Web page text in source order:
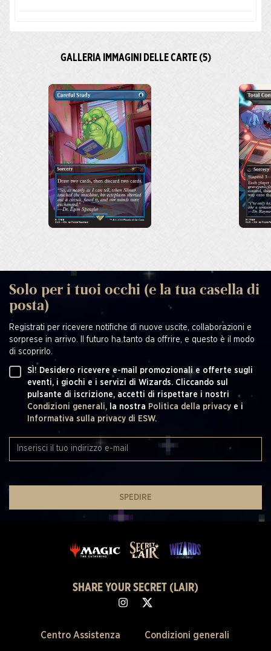
GALLERIA IMMAGINI DELLE CARTE (5)
Solo per i tuoi occhi (e la tua casella di
posta)
Registrati per ricevere notifiche di nuove uscite, collaborazioni e
sorprese in arrivo. Il futuro ha tanto da offrire, e questo è il modo
di scoprirlo.
SÌ! Desidero ricevere e-mail promozionali e offerte sugli
eventi, i giochi e i servizi di Wizards. Cliccando sul
pulsante di iscrizione, accetti di rispettare i nostri
Condizioni generali,
la nostra Politica della privacy e i
Informativa sulla privacy di ESW.
SPEDIRE
SHARE YOUR SECRET (LAIR)
Centro Assistenza Condizioni generali